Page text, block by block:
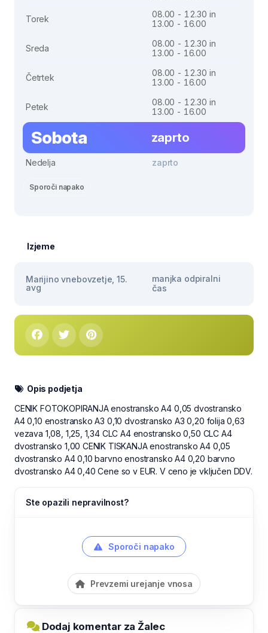
Torek
08.00 - 12.30 in
13.00 - 16.00
Sreda
08.00 - 12.30 in
13.00 - 16.00
Četrtek
08.00 - 12.30 in
13.00 - 16.00
Petek
08.00 - 12.30 in
13.00 - 16.00
Sobota zaprto
Nedelja zaprto
Sporoči napako
Izjeme
Marijino vnebovzetje, 15.
avg
manjka odpiralni
čas
Opis podjetja
CENIK FOTOKOPIRANJA enostransko A4 0,05 dvostransko
A4 0,10 enostransko A3 0,10 dvostransko A3 0,20 folija 0,63
vezava 1,08, 1,25, 1,34 CLC A4 enostransko 0,50 CLC A4
dvostransko 1,00 CENIK TISKANJA enostransko A4 0,05
dvostransko A4 0,10 barvno enostransko A4 0,20 barvno
dvostransko A4 0,40 Cene so v EUR. V ceno je vključen DDV.
Ste opazili nepravilnost?
Sporoči napako
Prevzemi urejanje vnosa
Dodaj komentar za Žalec